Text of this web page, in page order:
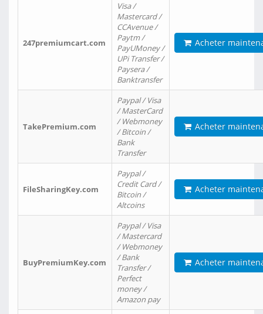
247premiumcart.com
Visa /
Mastercard /
CCAvenue /
Paytm /
PayUMoney /
UPi Transfer /
Paysera /
Banktransfer
Acheter
TakePremium.com
Paypal / Visa
/ MasterCard
/ Webmoney
/ Bitcoin /
Bank
Transfer
Acheter
FileSharingKey.com
Paypal /
Credit Card /
Bitcoin /
Altcoins
Acheter
BuyPremiumKey.com
Paypal / Visa
/ Mastercard
/ Webmoney
/ Bank
Transfer /
Perfect
money /
Amazon pay
Acheter